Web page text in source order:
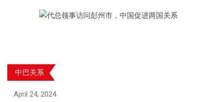
中巴关系
April 24, 2024